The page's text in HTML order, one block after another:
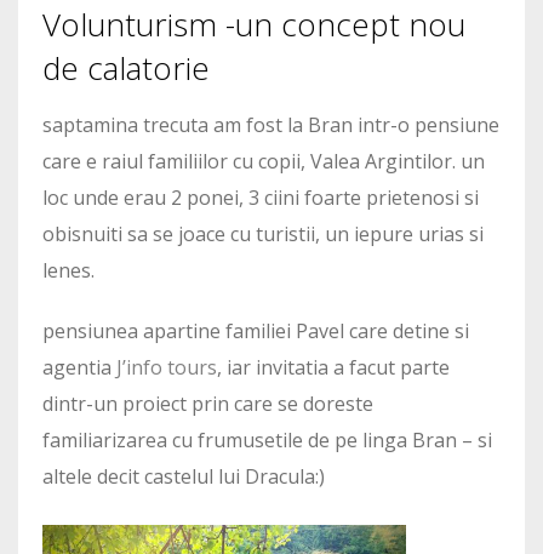
Volunturism -un concept nou
de calatorie
saptamina trecuta am fost la Bran intr-o pensiune
care e raiul familiilor cu copii, Valea Argintilor. un
loc unde erau 2 ponei, 3 ciini foarte prietenosi si
obisnuiti sa se joace cu turistii, un iepure urias si
lenes.
pensiunea apartine familiei Pavel care detine si
agentia J’info tours, iar invitatia a facut parte
dintr-un proiect prin care se doreste
familiarizarea cu frumusetile de pe linga Bran – si
altele decit castelul lui Dracula:)